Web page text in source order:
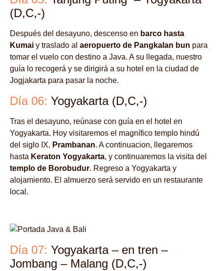
(D,C,-)
Después del desayuno, descenso en barco hasta
Kumai y traslado al aeropuerto de Pangkalan bun para
tomar el vuelo con destino a Java. A su llegada, nuestro
guía lo recogerá y se dirigirá a su hotel en la ciudad de
Jogjakarta para pasar la noche.
Día 06: Yogyakarta (D,C,-)
Tras el desayuno, reúnase con guía en el hotel en
Yogyakarta. Hoy visitaremos el magnífico templo hindú
del siglo IX, Prambanan. A continuacion, llegaremos
hasta Keraton Yogyakarta, y continuaremos la visita del
templo de Borobudur. Regreso a Yogyakarta y
alojamiento. El almuerzo será servido en un restaurante
local.
Día 07: Yogyakarta – en tren –
Jombang – Malang (D,C,-)